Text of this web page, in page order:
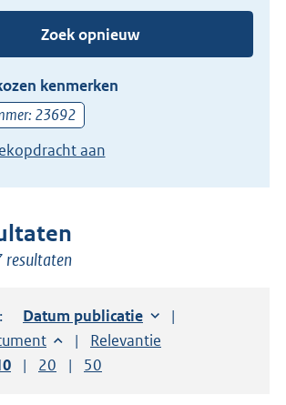
Zoek opnieuw
kenmerken
23692
aan
resultaten
Sorteer op:
Datum publicatie
Sorteer op:
Relevantie
resultaten per pagina
Toon
20 resultaten per pagina
Toon
50